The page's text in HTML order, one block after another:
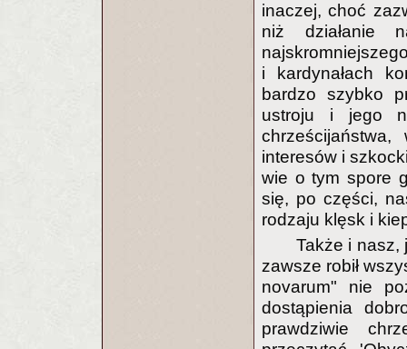
inaczej, choć
niż działanie
i kardynałach
bardzo szybko
ustroju i jego
interesów i
wie o tym spore
się, po części,
rodzaju klęsk i
Także i nasz,
zawsze robił
novarum" nie
dostąpienia
prawdziwie